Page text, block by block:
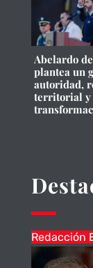
Abelardo
plantea un
autoridad,
territorial y
Redacción